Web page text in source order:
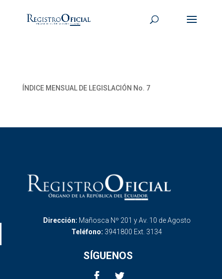
ÍNDICE MENSUAL DE LEGISLACIÓN No. 7
Dirección: Mañosca Nº 201 y Av. 10 de Agosto
Teléfono: 3941800 Ext. 3134
SÍGUENOS